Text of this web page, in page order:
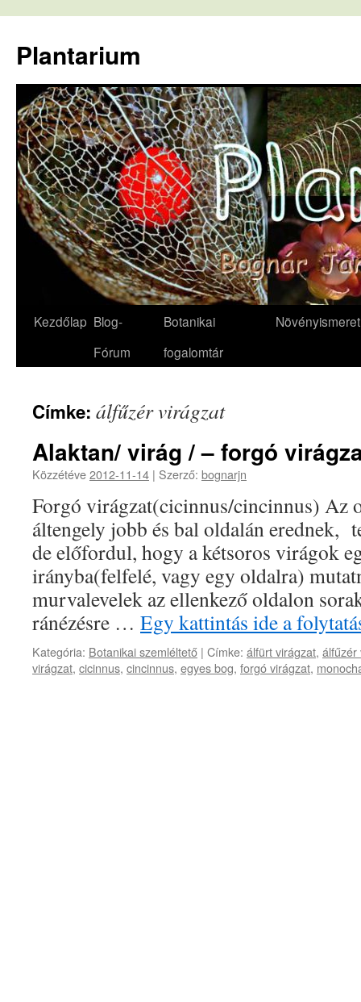
tartalomba
Plantarium
Kezdőlap Blog-
Fórum
Botanikai
fogalomtár
Növényismeret
Címke: álfűzér virágzat
Alaktan/ virág / – forgó
Közzétéve2012-11-14 | Szerző: bognarjn
Forgó virágzat(cicinnus/cincinnus) Az
áltengely jobb és bal oldalán erednek,
de előfordul, hogy a kétsoros virágok
irányba(felfelé, vagy egy oldalra)
murvalevelek az ellenkező oldalon
ránézésre … Egy kattintás ide a
Kategória: Botanikai szemléltető | Címke: álfürt virágzat, álfűzér
virágzat, cicinnus, cincinnus, egyes bog, forgó virágzat,